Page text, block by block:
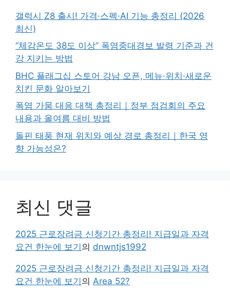
갤럭시 Z8 출시! 가격·스펙·AI 기능 총정리 (2026
최신)
“체감온도 38도 이상” 폭염중대경보 발령 기준과 건
강 지키는 방법
BHC 플래그십 스토어 강남 오픈, 메뉴·위치·새로운
치킨 문화 알아보기
폭염 가뭄 대응 대책 총정리｜정부 점검회의 주요
내용과 올여름 대비 방법
돌핀 태풍 현재 위치와 예상 경로 총정리｜한국 영
향 가능성은?
최신 댓글
2025 근로장려금 신청기간 총정리! 지급일과 자격
요건 한눈에 보기의 dnwntjs1992
2025 근로장려금 신청기간 총정리! 지급일과 자격
요건 한눈에 보기의 Area 52?